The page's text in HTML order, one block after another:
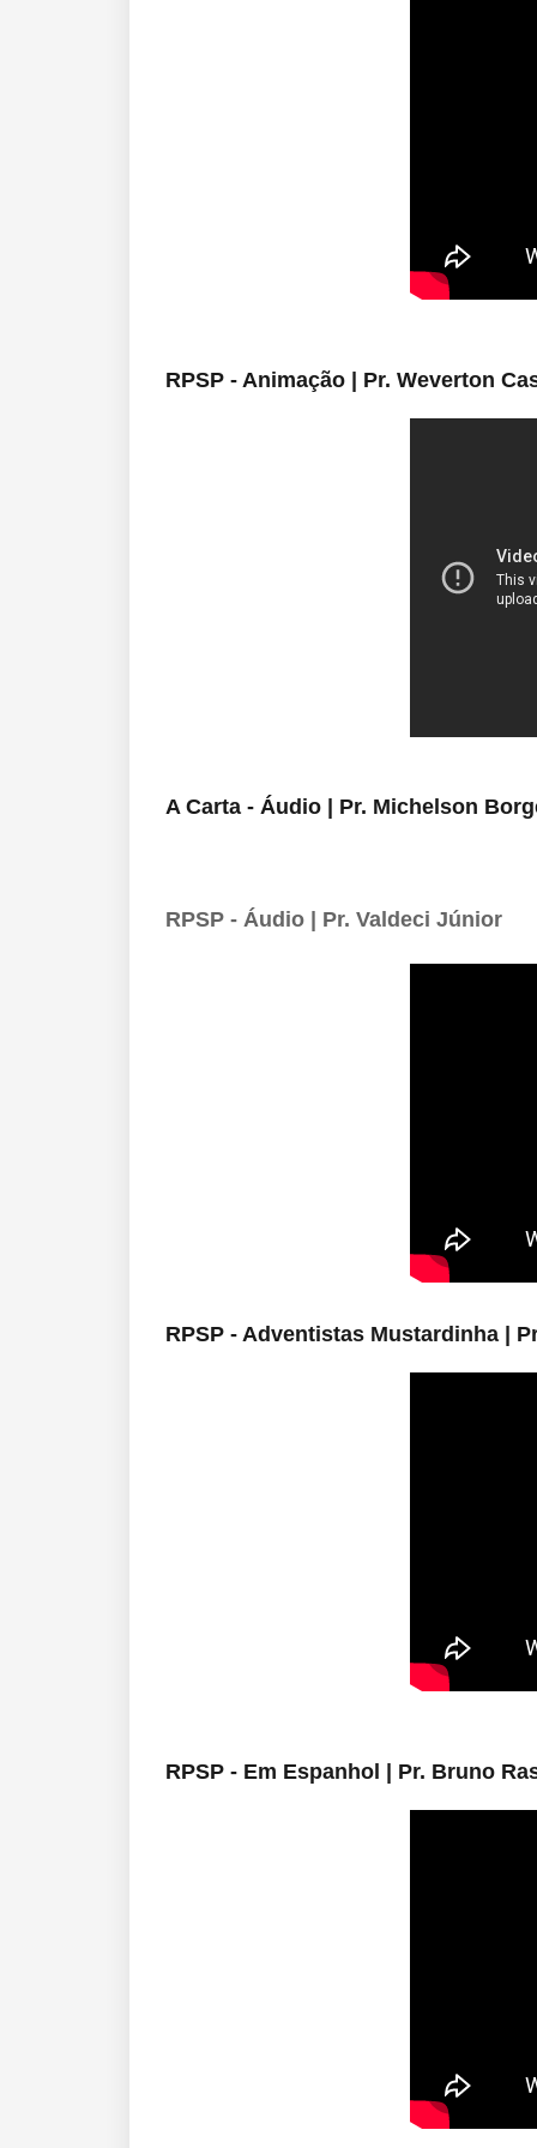
RPSP - Animação | Pr. Weverton
A Carta - Áudio | Pr. Michelson
RPSP - Áudio | Pr. Valdeci Júnior
RPSP - Adventistas Mustardinha |
RPSP - Em Espanhol | Pr. Bruno